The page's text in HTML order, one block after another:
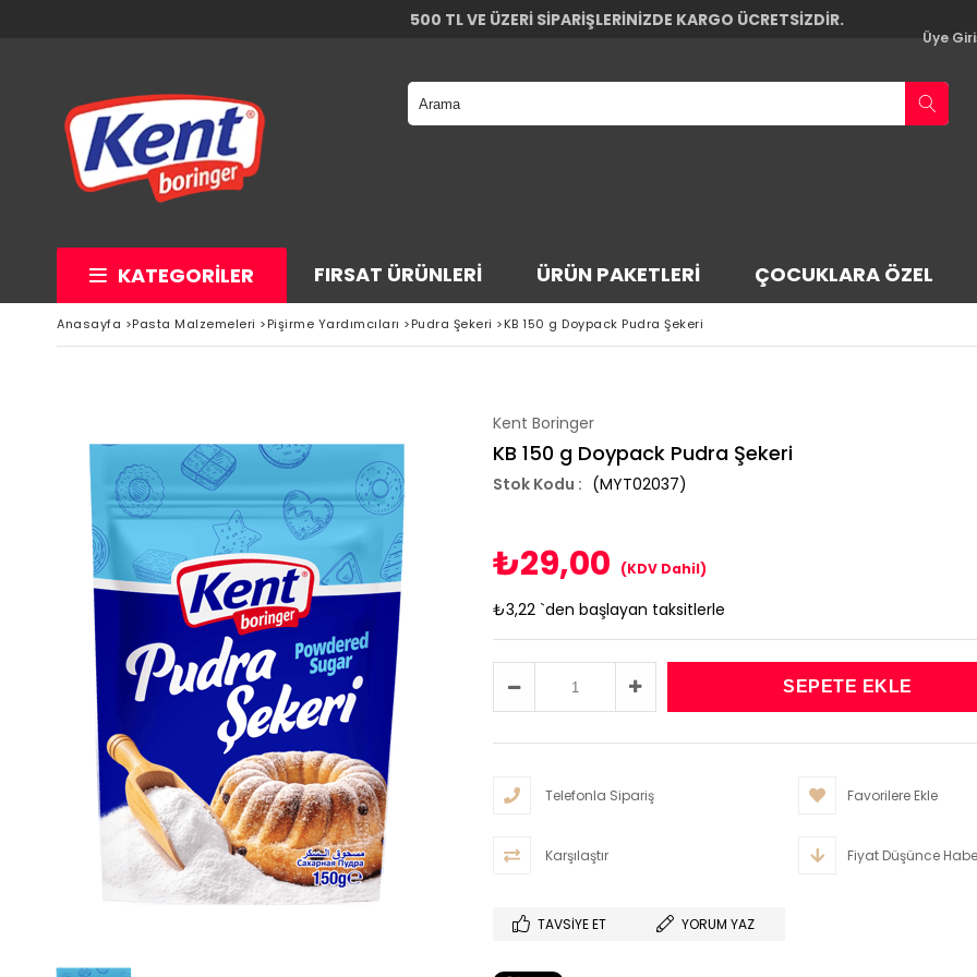
500 TL VE ÜZERİ SİPARİŞLERİNİZDE KARGO ÜCRETSİZDİR.
Üye
KATEGORILER FIRSAT ÜRÜNLERI ÜRÜN PAKETLERI ÇOCUKLARA ÖZEL
Anasayfa >Pasta Malzemeleri >Pişirme Yardımcıları >Pudra Şekeri >KB 150 g Doypack Pudra Şekeri
Kent Boringer
KB 150 g Doypack Pudra Şekeri
(MYT02037)
₺29,00 (KDV Dahil)
₺3,22 `den başlayan taksitlerle
Telefonla Sipariş Favorilere Ekle
Karşılaştır Fiyat Düşünce
TAVSIYE ET YORUM YAZ